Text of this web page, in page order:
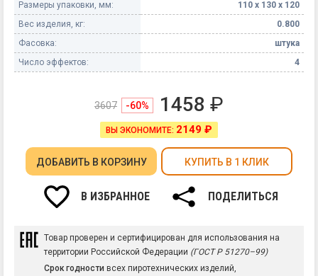
Размеры упаковки, мм:
110 х 130 х 120
Вес изделия, кг:
0.800
Фасовка:
штука
Число эффектов:
4
3607 -60% 1458 ₽
ВЫ ЭКОНОМИТЕ: 2149 ₽
ДОБАВИТЬ В КОРЗИНУ КУПИТЬ В 1 КЛИК
В ИЗБРАННОЕ ПОДЕЛИТЬСЯ
Товар проверен и сертифицирован для использования на
территории Российской Федерации (ГОСТ Р 51270–99)
Срок годности всех пиротехнических изделий,